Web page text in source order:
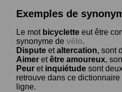
Exemples de
Le mot bicyclette eut être
synonyme de vélo.
Dispute etaltercation, sont
Aimer etêtre amoureux,
Peur et inquiétude sont
retrouve dans ce
ligne.